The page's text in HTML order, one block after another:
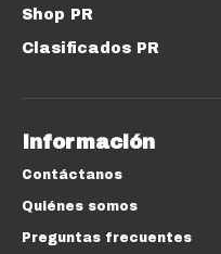
Shop PR
Clasificados PR
Información
Contáctanos
Quiénes somos
Preguntas frecuentes